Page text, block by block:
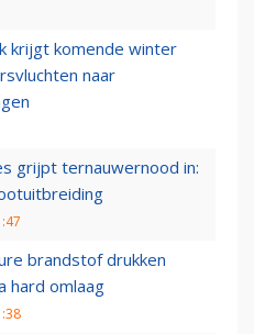
krijgt komende winter
naar
grijpt ternauwernood in:
brandstof drukken
hard omlaag